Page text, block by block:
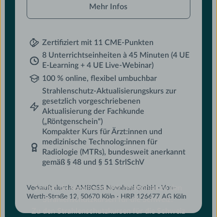
Mehr Infos
Zertifiziert mit 11 CME-Punkten
8 Unterrichtseinheiten à 45 Minuten (4 UE
E-Learning + 4 UE Live-Webinar)
100 % online, flexibel umbuchbar
Strahlenschutz-Aktualisierungskurs zur
gesetzlich vorgeschriebenen
Aktualisierung der Fachkunde
(„Röntgenschein“)
Kompakter Kurs für Ärzt:innen und
medizinische Technolog:innen für
Radiologie (MTRs), bundesweit anerkannt
gemäß § 48 und § 51 StrlSchV
Verkauft durch: AMBOSS Novaheal GmbH · Von-
Werth-Straße 12, 50670 Köln · HRB 126677 AG Köln
Suchst du spezifische Informationen zu den
Strahlenschutzkursen für die Schweiz?